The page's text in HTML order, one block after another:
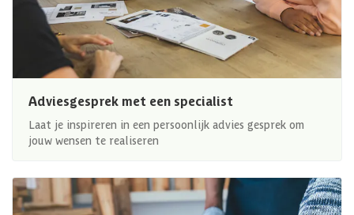
Adviesgesprek met een specialist
Laat je inspireren in een persoonlijk advies gesprek om
jouw wensen te realiseren